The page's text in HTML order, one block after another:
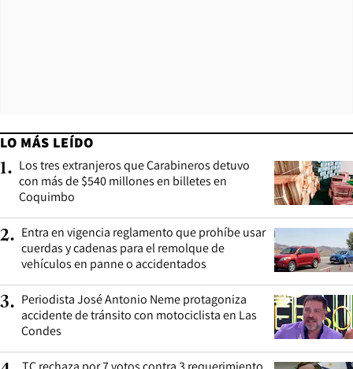
LO MÁS LEÍDO
1. Los tres extranjeros que Carabineros detuvo
con más de $540 millones en billetes en
Coquimbo
2. Entra en vigencia reglamento que prohíbe usar
cuerdas y cadenas para el remolque de
vehículos en panne o accidentados
3. Periodista José Antonio Neme protagoniza
accidente de tránsito con motociclista en Las
Condes